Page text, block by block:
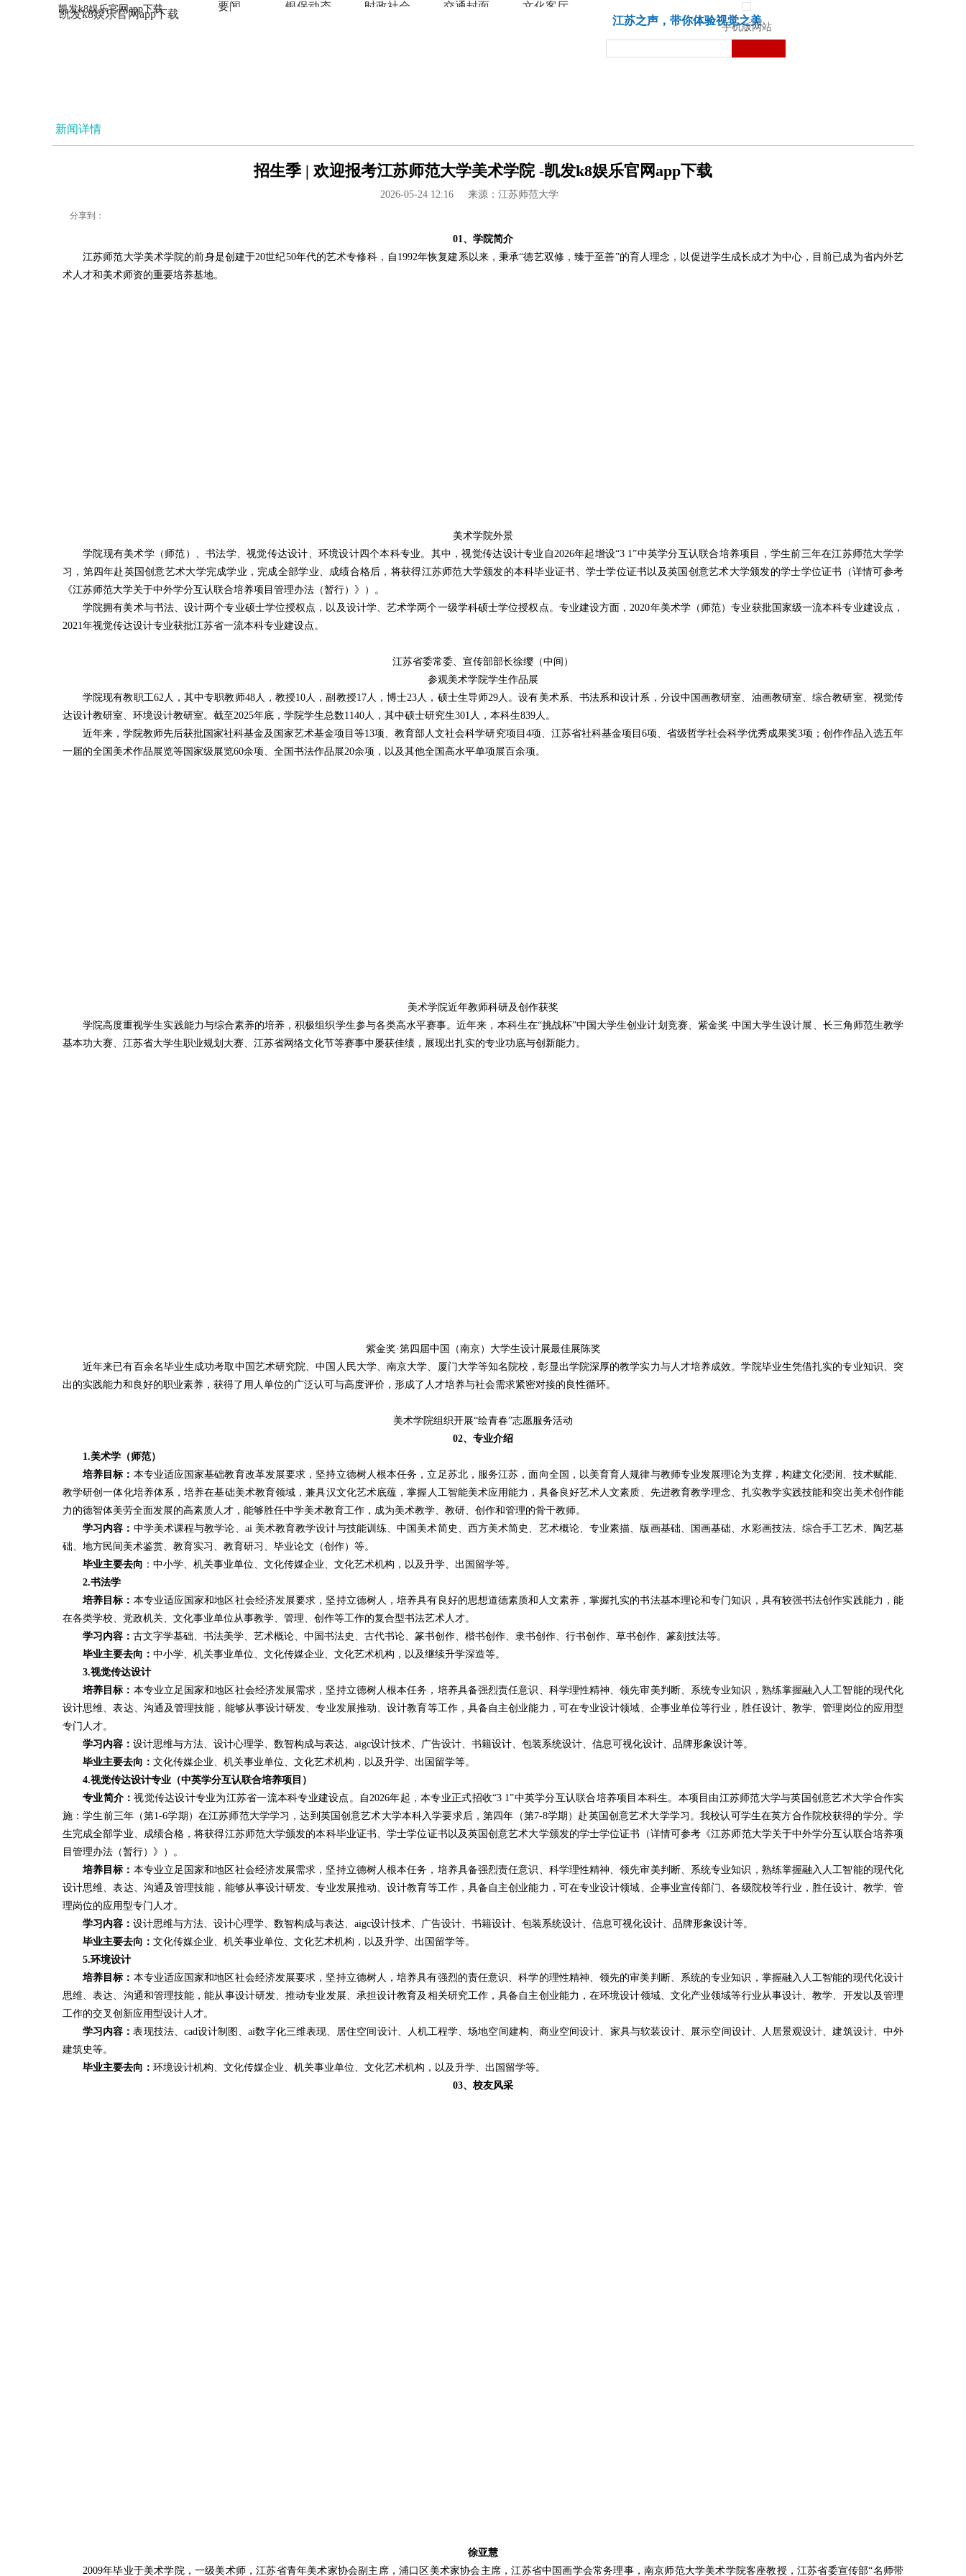
凯发k8娱乐官网app下载
凯发k8娱乐官网app下载
要闻 银保动态 时政社会 交通封面 文化客厅
手机版网站
江苏之声，带你体验视觉之美
新闻详情
招生季 | 欢迎报考江苏师范大学美术学院 -凯发k8娱乐官网app下载
2026-05-24 12:16 来源：江苏师范大学
分享到：
01、学院简介
江苏师范大学美术学院的前身是创建于20世纪50年代的艺术专修科，自1992年恢复建系以来，秉承“德艺双修，臻于至善”的育人理念，以促进学生成长成才为中心，目前已成为省内外艺
术人才和美术师资的重要培养基地。
美术学院外景
学院现有美术学（师范）、书法学、视觉传达设计、环境设计四个本科专业。其中，视觉传达设计专业自2026年起增设“3 1”中英学分互认联合培养项目，学生前三年在江苏师范大学学
习，第四年赴英国创意艺术大学完成学业，完成全部学业、成绩合格后，将获得江苏师范大学颁发的本科毕业证书、学士学位证书以及英国创意艺术大学颁发的学士学位证书（详情可参考
《江苏师范大学关于中外学分互认联合培养项目管理办法（暂行）》）。
学院拥有美术与书法、设计两个专业硕士学位授权点，以及设计学、艺术学两个一级学科硕士学位授权点。专业建设方面，2020年美术学（师范）专业获批国家级一流本科专业建设点，
2021年视觉传达设计专业获批江苏省一流本科专业建设点。
江苏省委常委、宣传部部长徐缨（中间）
参观美术学院学生作品展
学院现有教职工62人，其中专职教师48人，教授10人，副教授17人，博士23人，硕士生导师29人。设有美术系、书法系和设计系，分设中国画教研室、油画教研室、综合教研室、视觉传
达设计教研室、环境设计教研室。截至2025年底，学院学生总数1140人，其中硕士研究生301人，本科生839人。
近年来，学院教师先后获批国家社科基金及国家艺术基金项目等13项、教育部人文社会科学研究项目4项、江苏省社科基金项目6项、省级哲学社会科学优秀成果奖3项；创作作品入选五年
一届的全国美术作品展览等国家级展览60余项、全国书法作品展20余项，以及其他全国高水平单项展百余项。
美术学院近年教师科研及创作获奖
学院高度重视学生实践能力与综合素养的培养，积极组织学生参与各类高水平赛事。近年来，本科生在“挑战杯”中国大学生创业计划竞赛、紫金奖·中国大学生设计展、长三角师范生教学
基本功大赛、江苏省大学生职业规划大赛、江苏省网络文化节等赛事中屡获佳绩，展现出扎实的专业功底与创新能力。
紫金奖·第四届中国（南京）大学生设计展最佳展陈奖
近年来已有百余名毕业生成功考取中国艺术研究院、中国人民大学、南京大学、厦门大学等知名院校，彰显出学院深厚的教学实力与人才培养成效。学院毕业生凭借扎实的专业知识、突
出的实践能力和良好的职业素养，获得了用人单位的广泛认可与高度评价，形成了人才培养与社会需求紧密对接的良性循环。
美术学院组织开展“绘青春”志愿服务活动
02、专业介绍
1.美术学（师范）
培养目标： 本专业适应国家基础教育改革发展要求，坚持立德树人根本任务，立足苏北，服务江苏，面向全国，以美育育人规律与教师专业发展理论为支撑，构建文化浸润、技术赋能、
教学研创一体化培养体系，培养在基础美术教育领域，兼具汉文化艺术底蕴，掌握人工智能美术应用能力，具备良好艺术人文素质、先进教育教学理念、扎实教学实践技能和突出美术创作能
力的德智体美劳全面发展的高素质人才，能够胜任中学美术教育工作，成为美术教学、教研、创作和管理的骨干教师。
学习内容： 中学美术课程与教学论、ai 美术教育教学设计与技能训练、中国美术简史、西方美术简史、艺术概论、专业素描、版画基础、国画基础、水彩画技法、综合手工艺术、陶艺基
础、地方民间美术鉴赏、教育实习、教育研习、毕业论文（创作）等。
毕业主要去向 ：中小学、机关事业单位、文化传媒企业、文化艺术机构，以及升学、出国留学等。
2.书法学
培养目标： 本专业适应国家和地区社会经济发展要求，坚持立德树人，培养具有良好的思想道德素质和人文素养，掌握扎实的书法基本理论和专门知识，具有较强书法创作实践能力，能
在各类学校、党政机关、文化事业单位从事教学、管理、创作等工作的复合型书法艺术人才。
学习内容： 古文字学基础、书法美学、艺术概论、中国书法史、古代书论、篆书创作、楷书创作、隶书创作、行书创作、草书创作、篆刻技法等。
毕业主要去向： 中小学、机关事业单位、文化传媒企业、文化艺术机构，以及继续升学深造等。
3.视觉传达设计
培养目标： 本专业立足国家和地区社会经济发展需求，坚持立德树人根本任务，培养具备强烈责任意识、科学理性精神、领先审美判断、系统专业知识，熟练掌握融入人工智能的现代化
设计思维、表达、沟通及管理技能，能够从事设计研发、专业发展推动、设计教育等工作，具备自主创业能力，可在专业设计领域、企事业单位等行业，胜任设计、教学、管理岗位的应用型
专门人才。
学习内容： 设计思维与方法、设计心理学、数智构成与表达、aigc设计技术、广告设计、书籍设计、包装系统设计、信息可视化设计、品牌形象设计等。
毕业主要去向： 文化传媒企业、机关事业单位、文化艺术机构，以及升学、出国留学等。
4.视觉传达设计专业（中英学分互认联合培养项目）
专业简介：视觉传达设计专业为江苏省一流本科专业建设点。自2026年起，本专业正式招收“3 1”中英学分互认联合培养项目本科生。本项目由江苏师范大学与英国创意艺术大学合作实
施：学生前三年（第1-6学期）在江苏师范大学学习，达到英国创意艺术大学本科入学要求后，第四年（第7-8学期）赴英国创意艺术大学学习。我校认可学生在英方合作院校获得的学分。学
生完成全部学业、成绩合格，将获得江苏师范大学颁发的本科毕业证书、学士学位证书以及英国创意艺术大学颁发的学士学位证书（详情可参考《江苏师范大学关于中外学分互认联合培养项
目管理办法（暂行）》）。
培养目标： 本专业立足国家和地区社会经济发展需求，坚持立德树人根本任务，培养具备强烈责任意识、科学理性精神、领先审美判断、系统专业知识，熟练掌握融入人工智能的现代化
设计思维、表达、沟通及管理技能，能够从事设计研发、专业发展推动、设计教育等工作，具备自主创业能力，可在专业设计领域、企事业宣传部门、各级院校等行业，胜任设计、教学、管
理岗位的应用型专门人才。
学习内容： 设计思维与方法、设计心理学、数智构成与表达、aigc设计技术、广告设计、书籍设计、包装系统设计、信息可视化设计、品牌形象设计等。
毕业主要去向： 文化传媒企业、机关事业单位、文化艺术机构，以及升学、出国留学等。
5.环境设计
培养目标： 本专业适应国家和地区社会经济发展要求，坚持立德树人，培养具有强烈的责任意识、科学的理性精神、领先的审美判断、系统的专业知识，掌握融入人工智能的现代化设计
思维、表达、沟通和管理技能，能从事设计研发、推动专业发展、承担设计教育及相关研究工作，具备自主创业能力，在环境设计领域、文化产业领域等行业从事设计、教学、开发以及管理
工作的交叉创新应用型设计人才。
学习内容：表现技法、cad设计制图、ai数字化三维表现、居住空间设计、人机工程学、场地空间建构、商业空间设计、家具与软装设计、展示空间设计、人居景观设计、建筑设计、中外
建筑史等。
毕业主要去向： 环境设计机构、文化传媒企业、机关事业单位、文化艺术机构，以及升学、出国留学等。
03、校友风采
徐亚慧
2009年毕业于美术学院，一级美术师，江苏省青年美术家协会副主席，浦口区美术家协会主席，江苏省中国画学会常务理事，南京师范大学美术学院客座教授，江苏省委宣传部“名师带